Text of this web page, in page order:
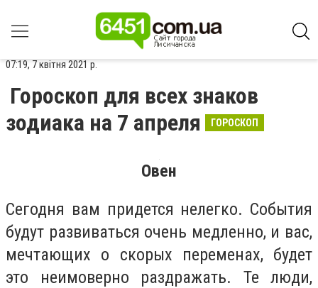
07:19, 7 квітня 2021 р.
Гороскоп для всех знаков
зодиака на 7 апреля
ГОРОСКОП
Овен
Сегодня вам придется нелегко. События
будут развиваться очень медленно, и вас,
мечтающих о скорых переменах, будет
это неимоверно раздражать. Те люди,